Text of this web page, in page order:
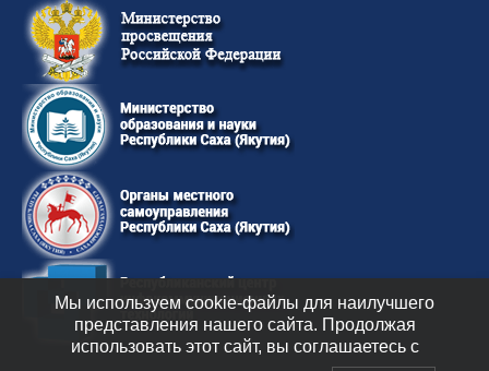
Мы используем cookie-файлы для наилучшего
представления нашего сайта. Продолжая
использовать этот сайт, вы соглашаетесь с